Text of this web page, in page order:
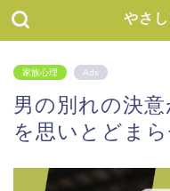
やさ
家族心理 Ads
男の別れの決
を思いとどま